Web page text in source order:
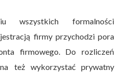
wszystkich formalności
firmy przychodzi pora
firmowego. Do rozliczeń
też wykorzystać prywatny